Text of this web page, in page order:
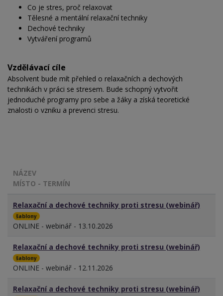
Co je stres, proč relaxovat
Tělesné a mentální relaxační techniky
Dechové techniky
Vytváření programů
Vzdělávací cíle
Absolvent bude mít přehled o relaxačních a dechových
technikách v práci se stresem. Bude schopný vytvořit
jednoduché programy pro sebe a žáky a získá teoretické
znalosti o vzniku a prevenci stresu.
NÁZEV
MÍSTO - TERMÍN
Relaxační a dechové techniky proti stresu (webinář)
šablony
ONLINE - webinář - 13.10.2026
Relaxační a dechové techniky proti stresu (webinář)
šablony
ONLINE - webinář - 12.11.2026
Relaxační a dechové techniky proti stresu (webinář)